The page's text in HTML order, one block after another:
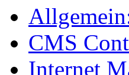
CMS
Internet